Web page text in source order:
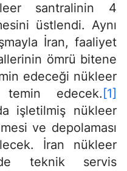
santralinin 4
üstlendi. Aynı
İran, faaliyet
ömrü bitene
edeceği nükleer
temin edecek. [1]
işletilmiş nükleer
ve depolaması
İran nükleer
teknik servis